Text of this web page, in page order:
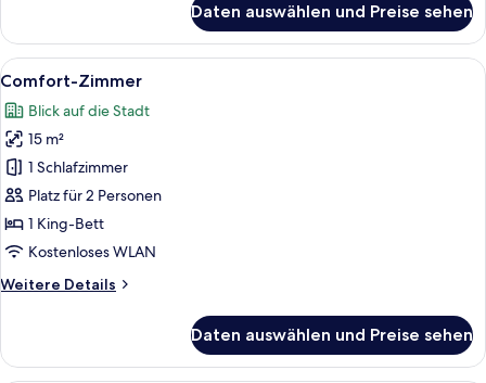
Daten auswählen und Preise sehen
Alle
Fotos
für
Comfort-
Zimmer
anzeigen
Ein modernes Hotelzimmer mit
5
Comfort-Zimmer
Blick auf die Stadt
15 m²
1 Schlafzimmer
Platz für 2 Personen
1 King-Bett
Kostenloses WLAN
Weitere Details
Weitere
Zimmer
Daten auswählen und Preise sehen